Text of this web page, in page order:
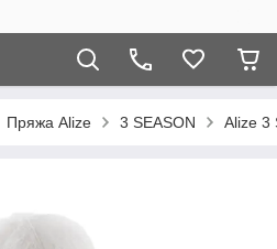
Пряжа Alize 3 SEASON Alize 3